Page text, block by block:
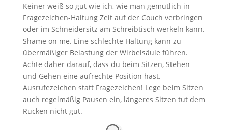
Keiner weiß so gut wie ich, wie man gemütlich in
Fragezeichen-Haltung Zeit auf der Couch verbringen
oder im Schneidersitz am Schreibtisch werkeln kann.
Shame on me. Eine schlechte Haltung kann zu
übermäßiger Belastung der Wirbelsäule führen.
Achte daher darauf, dass du beim Sitzen, Stehen
und Gehen eine aufrechte Position hast.
Ausrufezeichen statt Fragezeichen! Lege beim Sitzen
auch regelmäßig Pausen ein, längeres Sitzen tut dem
Rücken nicht gut.